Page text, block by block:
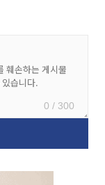
0 / 300